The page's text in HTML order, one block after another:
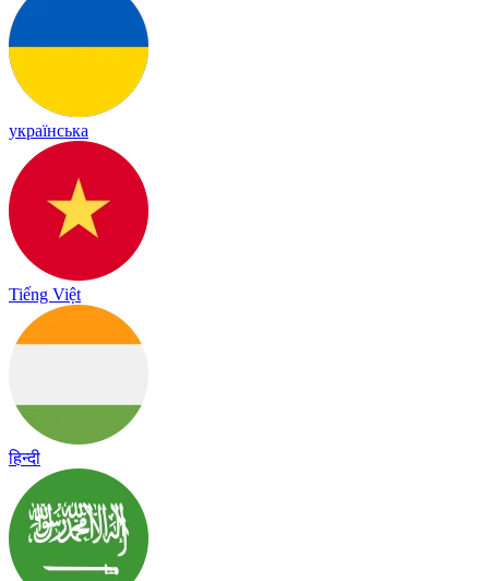
українська
Tiếng Việt
हिन्दी